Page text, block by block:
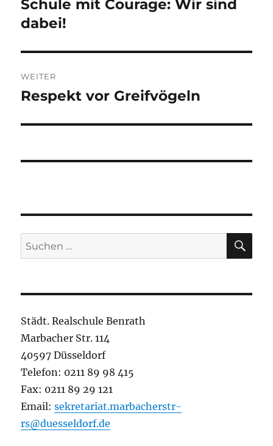
Schule mit Courage: Wir sind
dabei!
WEITER
Nächster
Respekt vor Greifvögeln
Suchen
nach:
Städt. Realschule Benrath
Marbacher Str. 114
40597 Düsseldorf
Telefon: 0211 89 98 415
Fax: 0211 89 29 121
Email:sekretariat.marbacherstr-
rs@duesseldorf.de